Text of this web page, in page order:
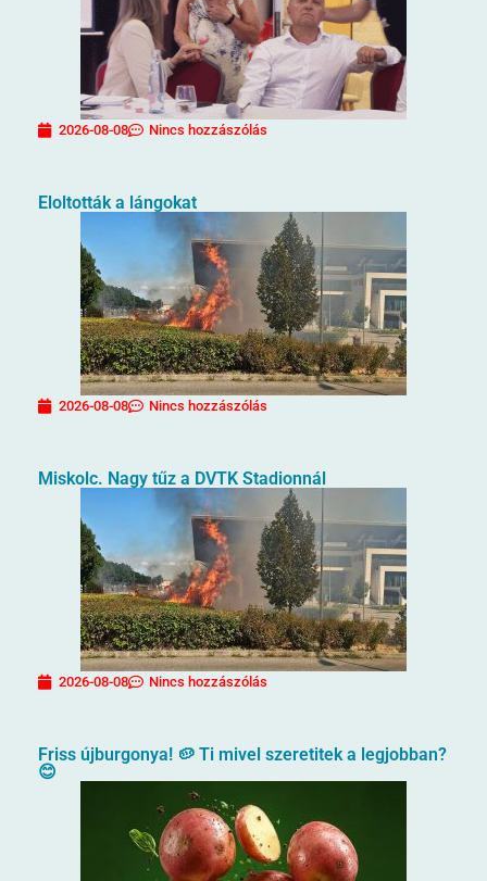
2026-08-08 Nincs hozzászólás
Eloltották a lángokat
2026-08-08 Nincs hozzászólás
Miskolc. Nagy tűz a DVTK Stadionnál
2026-08-08 Nincs hozzászólás
Friss újburgonya! 🥔 Ti mivel szeretitek a legjobban?
😊